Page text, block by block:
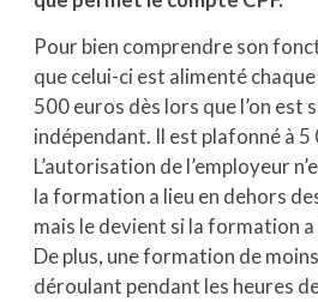
Pour bien comprendre son
que celui-ci est alimenté
500 euros dès lors que l’on est
indépendant. Il est plafonné à 5
L’autorisation de l’employeur
la formation a lieu en dehors
mais le devient si la formation
De plus, une formation de
déroulant pendant les heures